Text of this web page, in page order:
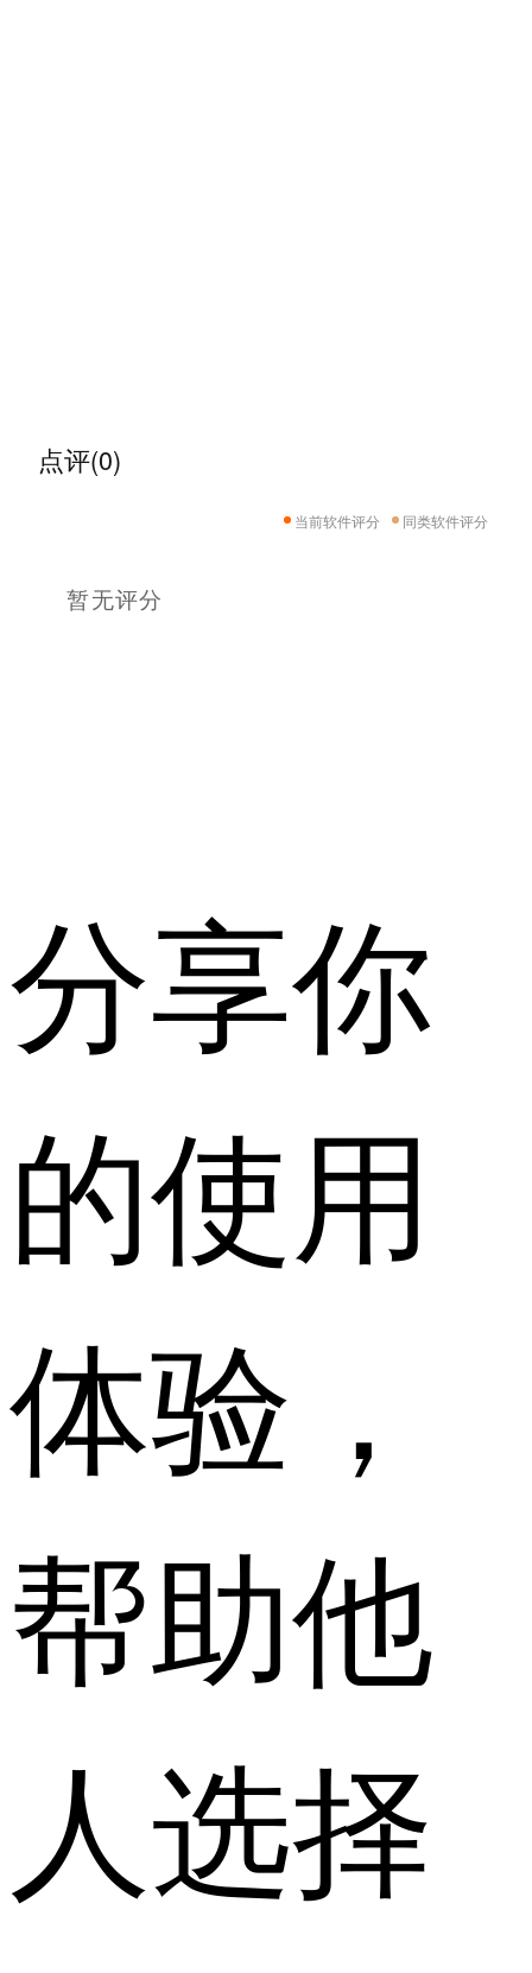
点评(0)
当前软件评分 同类软件评分
暂无评分
分享你
的使用
体验，
帮助他
人选择